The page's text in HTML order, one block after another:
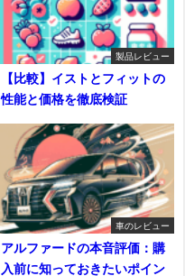
製品レビュー
【比較】イストとフィットの
性能と価格を徹底検証
車のレビュー
アルファードの本音評価：購
入前に知っておきたいポイン